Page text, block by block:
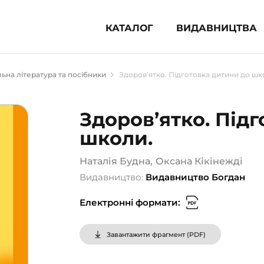
КАТАЛОГ ВИДАВНИЦТВА
література (1854)
для підлітків (240)
популярна література (1015)
література та посібники
довідники, словники
сертифікати (1)
література та посібники Здоров’ятко. Підготовка дитини до
Здоров’ятко.
школи.
Наталія Будна, Оксана Кікінежді
Видавництво: Видавництво Богдан
Електронні формати:
Завантажити фрагмент (PDF)